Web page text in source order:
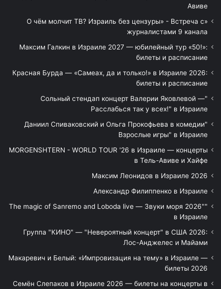
Авиве
«О чём молчит ТВ? Израиль без цензуры» - Встреча с
журналистами 9 канала
Максим Галкин в Израиле 2027 — юбилейный тур «50!»:
билеты и расписание
Красная Бурда — «Самеах, да и только!» в Израиле 2026:
билеты и расписание
"Сольный стендап концерт Валерии Яковлевой —
Расслабься так у всех!" в Израиле
"Даниил Спиваковский и Ольга Прокофьева в комедии
Взрослые игры" в Израиле
MORGENSHTERN - WORLD TOUR '26 в Израиле — концерты
в Тель-Авиве и Хайфе
Максим Леонидов в Израиле 2026
Александр Филиппенко в Израиле
"The magic of Sanremo and Loboda live — Звуки моря 2026"
в Израиле
Группа "КИНО" — "Невероятный концерт" в США 2026:
Лос-Анджелес и Майами
Макаревич и Белый: «Импровизация на тему» в Израиле —
билеты 2026
Семён Слепаков в Израиле 2026 — билеты на концерты в